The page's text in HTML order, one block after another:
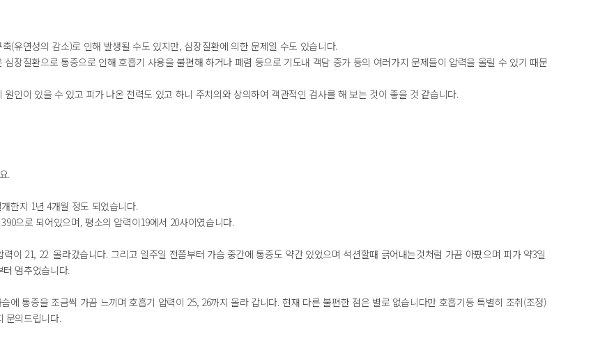
(유연성의 감소)로 인해 발생될 수도 있지만, 심장질환에 의한 문제일 수도 있습니다.
심장질환으로 통증으로 인해 호흡기 사용을 불편해 하거나 폐렴 등으로 기도내 객담 증가 등의 여러가지 문제들이 압력을 올릴 수 있기 때문
원인이 있을 수 있고 피가 나온 전력도 있고 하니 주치의와 상의하여 객관적인 검사를 해 보는 것이 좋을 것 같습니다.
.
한지 1년 4개월 정도 되었습니다.
으로 되어있으며, 평소의 압력이19에서 20사이였습니다.
력이 21, 22 올라갔습니다. 그리고 일주일 전쯤부터 가슴 중간에 통증도 약간 있었으며 석션할때 긁어내는것처럼 가끔 아팠으며 피가 약3일
멈추었습니다.
에 통증을 조금씩 가끔 느끼며 호흡기 압력이 25, 26까지 올라 갑니다. 현재 다른 불편한 점은 별로 없습니다만 호흡기등 특별히 조취(조정)
문의드립니다.